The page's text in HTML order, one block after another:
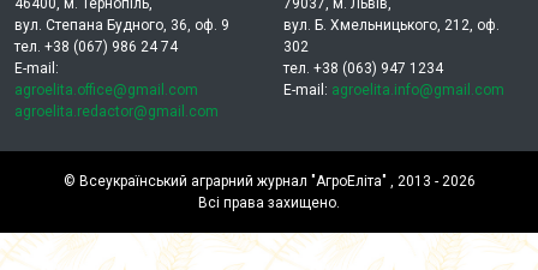
46400, м. Тернопіль,
вул. Степана Будного, 36, оф. 9
тел. +38 (067) 986 24 74
E-mail:
agroelita.office@gmail.com
agroelita.redactor@gmail.com
79037, м. Львів,
вул. Б. Хмельницького, 212, оф.
302
тел. +38 (063) 947 1234
E-mail: agroelita.info@gmail.com
© Всеукраїнський аграрний журнал "АгроЕліта" , 2013 - 2026
Всі права захищено.